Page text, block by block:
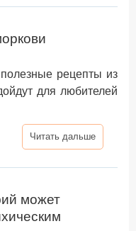
рецепты из
для любителей
Читать дальше
может